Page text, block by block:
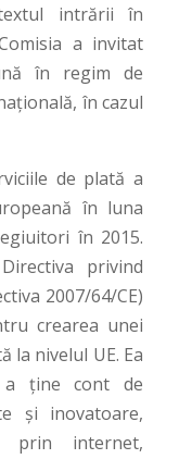
intrării în
a invitat
în regim de
în cazul
de plată a
în luna
în 2015.
privind
2007/64/CE)
crearea unei
la nivelul UE. Ea
a ține cont de
și inovatoare,
prin internet,